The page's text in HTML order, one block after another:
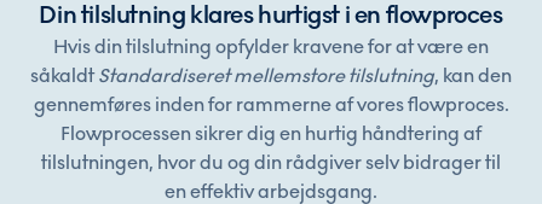
Din tilslutning klares hurtigst i en flowproces
Hvis din tilslutning opfylder kravene for at være en
såkaldtStandardiseret mellemstore tilslutning, kan den
gennemføres inden for rammerne af vores flowproces.
Flowprocessen sikrer dig en hurtig håndtering af
tilslutningen, hvor du og din rådgiver selv bidrager til
en effektiv arbejdsgang.